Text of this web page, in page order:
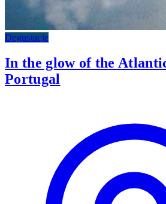
Degustacje
In the glow of the
Portugal